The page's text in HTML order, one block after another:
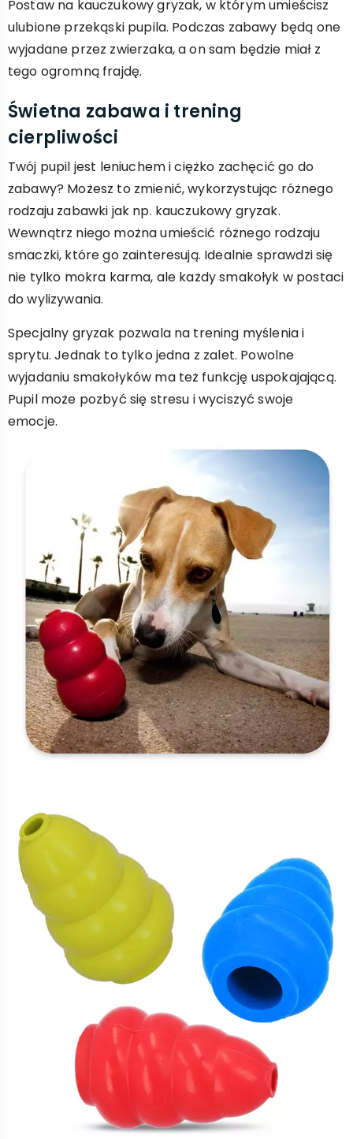
Postaw na kauczukowy gryzak, w którym umieścisz
ulubione przekąski pupila. Podczas zabawy będą one
wyjadane przez zwierzaka, a on sam będzie miał z
tego ogromną frajdę.
Świetna zabawa i trening
cierpliwości
Twój pupil jest leniuchem i ciężko zachęcić go do
zabawy? Możesz to zmienić, wykorzystując różnego
rodzaju zabawki jak np. kauczukowy gryzak.
Wewnątrz niego można umieścić różnego rodzaju
smaczki, które go zainteresują. Idealnie sprawdzi się
nie tylko mokra karma, ale każdy smakołyk w postaci
do wylizywania.
Specjalny gryzak pozwala na trening myślenia i
sprytu. Jednak to tylko jedna z zalet. Powolne
wyjadaniu smakołyków ma też funkcję uspokajającą.
Pupil może pozbyć się stresu i wyciszyć swoje
emocje.